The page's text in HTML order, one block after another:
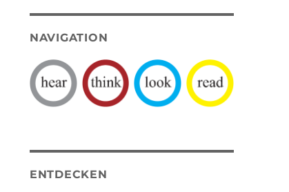
NAVIGATION
ENTDECKEN